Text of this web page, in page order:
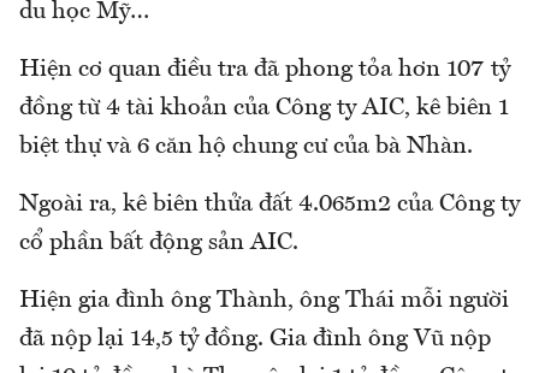
du học Mỹ…
Hiện cơ quan điều tra đã phong tỏa hơn 107 tỷ
đồng từ 4 tài khoản của Công ty AIC, kê biên 1
biệt thự và 6 căn hộ chung cư của bà Nhàn.
Ngoài ra, kê biên thửa đất 4.065m2 của Công ty
cổ phần bất động sản AIC.
Hiện gia đình ông Thành, ông Thái mỗi người
đã nộp lại 14,5 tỷ đồng. Gia đình ông Vũ nộp